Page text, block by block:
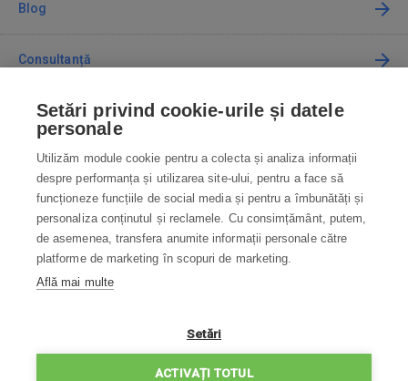
Blog
Consultanță
Cum cumpăr
Contact
Contactați-ne
info@robotworld.ro
031 22 97 010
POLITICA DE CONFIDENȚIALITATE
Setări privind cookie-urile și datele
personale
Utilizăm module cookie pentru a colecta și analiza informații
despre performanța și utilizarea site-ului, pentru a face să
funcționeze funcțiile de social media și pentru a îmbunătăți și
personaliza conținutul și reclamele. Cu consimțământ, putem,
de asemenea, transfera anumite informații personale către
platforme de marketing în scopuri de marketing.
Află mai multe
Setări
ACTIVAȚI TOTUL